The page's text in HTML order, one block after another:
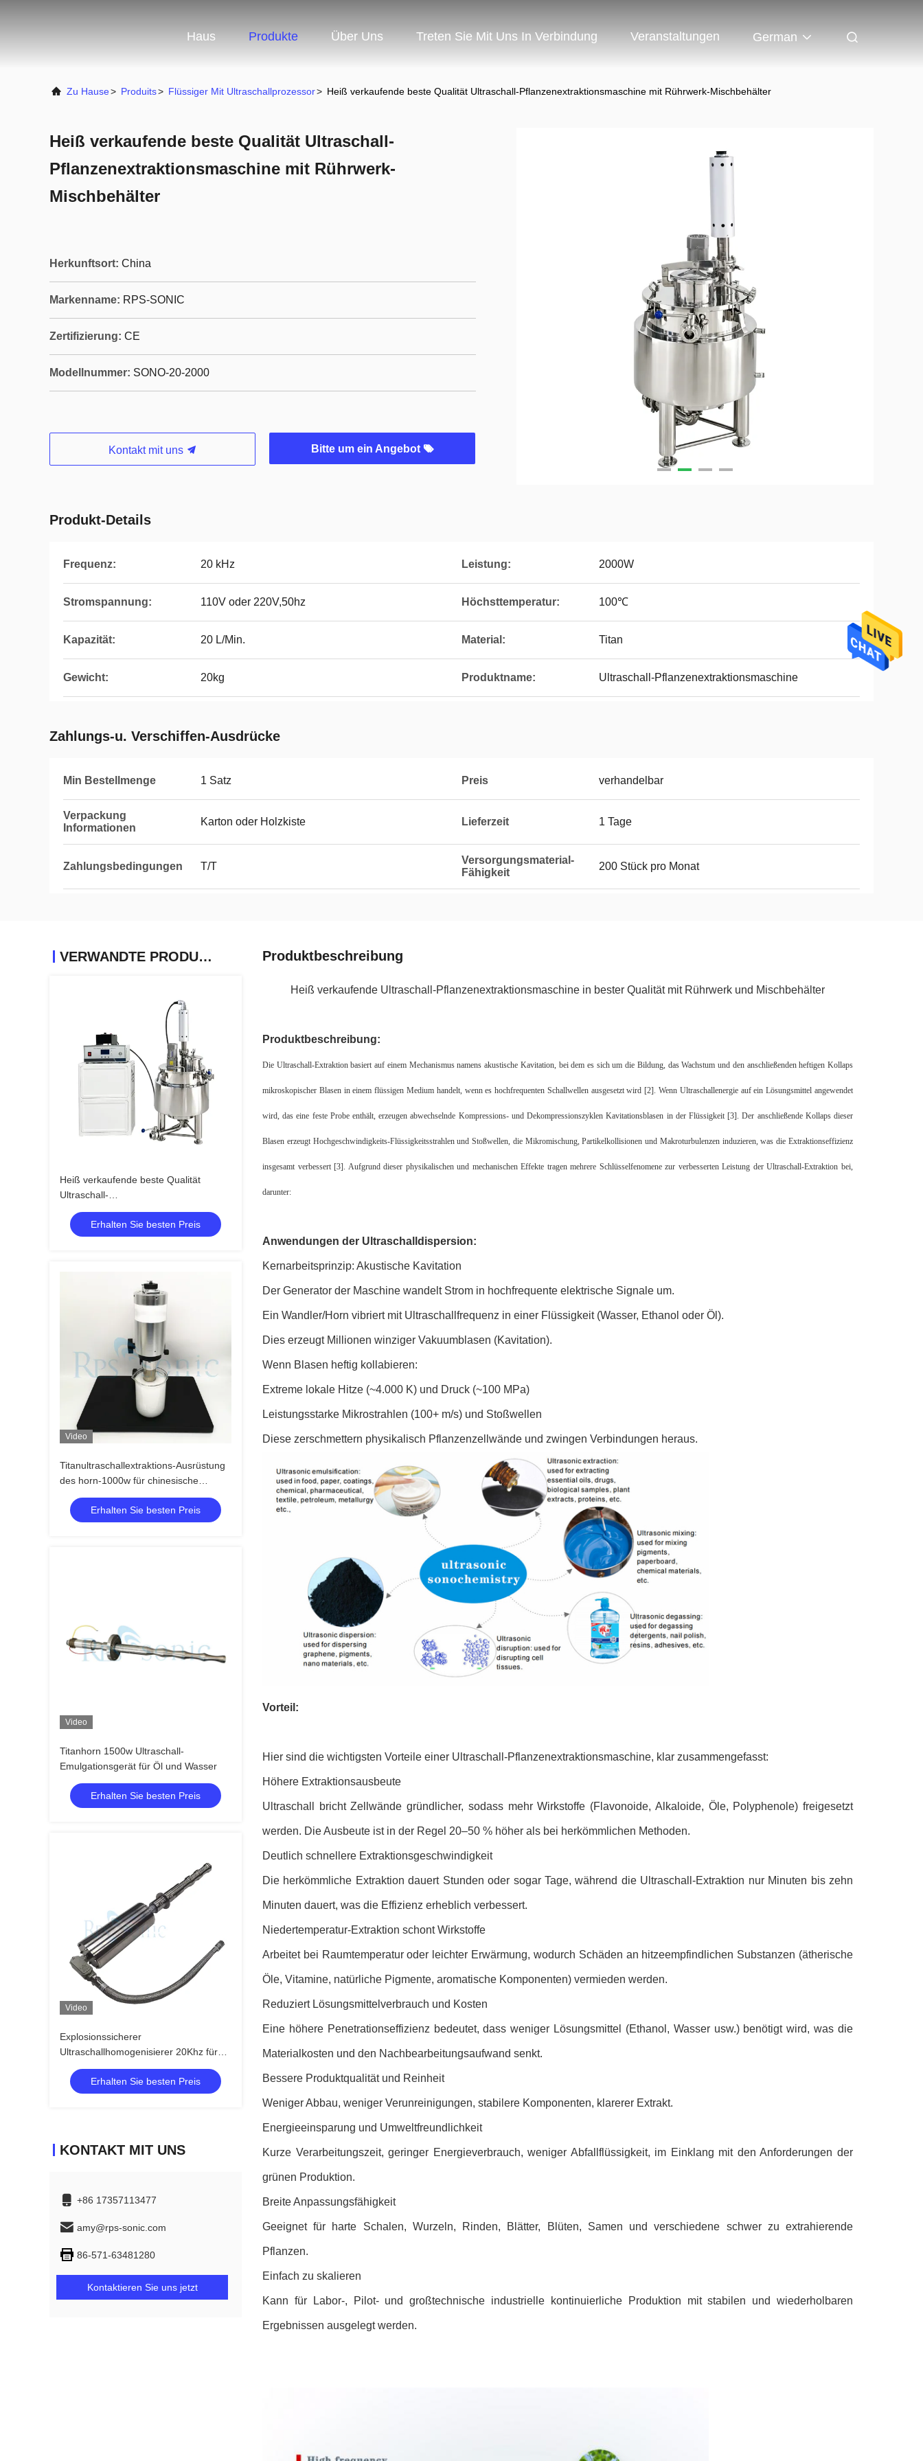
Haus Produkte Über Uns Treten Sie Mit Uns In Verbindung Veranstaltungen German
Zu Hause> Produits> Flüssiger Mit Ultraschallprozessor> Heiß verkaufende beste Qualität Ultraschall-Pflanzenextraktionsmaschine mit Rührwerk-Mischbehälter
Heiß verkaufende beste Qualität Ultraschall-
Pflanzenextraktionsmaschine mit Rührwerk-
Mischbehälter
Herkunftsort: China
Markenname: RPS-SONIC
Zertifizierung: CE
Modellnummer: SONO-20-2000
Kontakt mit uns Bitte um ein Angebot
Produkt-Details
Frequenz: 20 kHz Leistung: 2000W
Stromspannung: 110V oder 220V,50hz Höchsttemperatur: 100℃
Kapazität: 20 L/Min. Material: Titan
Gewicht: 20kg Produktname: Ultraschall-Pflanzenextraktionsmaschine
Zahlungs-u. Verschiffen-Ausdrücke
Min Bestellmenge 1 Satz Preis verhandelbar
Verpackung
Informationen
Karton oder Holzkiste Lieferzeit 1 Tage
Zahlungsbedingungen T/T
Versorgungsmaterial-
Fähigkeit
200 Stück pro Monat
VERWANDTE PRODUKTE
Heiß verkaufende beste Qualität
Ultraschall-
Pflanzenextraktionsmaschine mit
Rührwerk-Mischbehälter
Erhalten Sie besten Preis
Video
Titanultraschallextraktions-Ausrüstung
des horn-1000w für chinesische
Medizin
Erhalten Sie besten Preis
Video
Titanhorn 1500w Ultraschall-
Emulgationsgerät für Öl und Wasser
Erhalten Sie besten Preis
Video
Explosionssicherer
Ultraschallhomogenisierer 20Khz für
Streuung und Entpolymerisation
Erhalten Sie besten Preis
KONTAKT MIT UNS
+86 17357113477
amy@rps-sonic.com
86-571-63481280
Kontaktieren Sie uns jetzt
Produktbeschreibung
Heiß verkaufende Ultraschall-Pflanzenextraktionsmaschine in bester Qualität mit Rührwerk und Mischbehälter
Produktbeschreibung:
Die Ultraschall-Extraktion basiert auf einem Mechanismus namens akustische Kavitation, bei dem es sich um die Bildung, das Wachstum und den anschließenden heftigen Kollaps
mikroskopischer Blasen in einem flüssigen Medium handelt, wenn es hochfrequenten Schallwellen ausgesetzt wird [2]. Wenn Ultraschallenergie auf ein Lösungsmittel angewendet
wird, das eine feste Probe enthält, erzeugen abwechselnde Kompressions- und Dekompressionszyklen Kavitationsblasen in der Flüssigkeit [3]. Der anschließende Kollaps dieser
Blasen erzeugt Hochgeschwindigkeits-Flüssigkeitsstrahlen und Stoßwellen, die Mikromischung, Partikelkollisionen und Makroturbulenzen induzieren, was die Extraktionseffizienz
insgesamt verbessert [3]. Aufgrund dieser physikalischen und mechanischen Effekte tragen mehrere Schlüsselfenomene zur verbesserten Leistung der Ultraschall-Extraktion bei,
darunter:
Anwendungen der Ultraschalldispersion:
Kernarbeitsprinzip: Akustische Kavitation
Der Generator der Maschine wandelt Strom in hochfrequente elektrische Signale um.
Ein Wandler/Horn vibriert mit Ultraschallfrequenz in einer Flüssigkeit (Wasser, Ethanol oder Öl).
Dies erzeugt Millionen winziger Vakuumblasen (Kavitation).
Wenn Blasen heftig kollabieren:
Extreme lokale Hitze (~4.000 K) und Druck (~100 MPa)
Leistungsstarke Mikrostrahlen (100+ m/s) und Stoßwellen
Diese zerschmettern physikalisch Pflanzenzellwände und zwingen Verbindungen heraus.
Vorteil:
Hier sind die wichtigsten Vorteile einer Ultraschall-Pflanzenextraktionsmaschine, klar zusammengefasst:
Höhere Extraktionsausbeute
Ultraschall bricht Zellwände gründlicher, sodass mehr Wirkstoffe (Flavonoide, Alkaloide, Öle, Polyphenole) freigesetzt
werden. Die Ausbeute ist in der Regel 20–50 % höher als bei herkömmlichen Methoden.
Deutlich schnellere Extraktionsgeschwindigkeit
Die herkömmliche Extraktion dauert Stunden oder sogar Tage, während die Ultraschall-Extraktion nur Minuten bis zehn
Minuten dauert, was die Effizienz erheblich verbessert.
Niedertemperatur-Extraktion schont Wirkstoffe
Arbeitet bei Raumtemperatur oder leichter Erwärmung, wodurch Schäden an hitzeempfindlichen Substanzen (ätherische
Öle, Vitamine, natürliche Pigmente, aromatische Komponenten) vermieden werden.
Reduziert Lösungsmittelverbrauch und Kosten
Eine höhere Penetrationseffizienz bedeutet, dass weniger Lösungsmittel (Ethanol, Wasser usw.) benötigt wird, was die
Materialkosten und den Nachbearbeitungsaufwand senkt.
Bessere Produktqualität und Reinheit
Weniger Abbau, weniger Verunreinigungen, stabilere Komponenten, klarerer Extrakt.
Energieeinsparung und Umweltfreundlichkeit
Kurze Verarbeitungszeit, geringer Energieverbrauch, weniger Abfallflüssigkeit, im Einklang mit den Anforderungen der
grünen Produktion.
Breite Anpassungsfähigkeit
Geeignet für harte Schalen, Wurzeln, Rinden, Blätter, Blüten, Samen und verschiedene schwer zu extrahierende
Pflanzen.
Einfach zu skalieren
Kann für Labor-, Pilot- und großtechnische industrielle kontinuierliche Produktion mit stabilen und wiederholbaren
Ergebnissen ausgelegt werden.